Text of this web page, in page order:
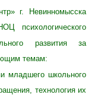
г. Невинномысска
психологического
развития за
темам:
младшего школьного
технология их